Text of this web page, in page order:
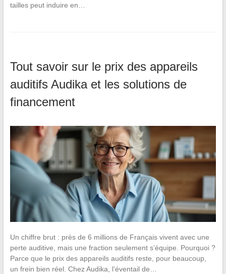
tailles peut induire en…
Tout savoir sur le prix des appareils
auditifs Audika et les solutions de
financement
Un chiffre brut : près de 6 millions de Français vivent avec une
perte auditive, mais une fraction seulement s’équipe. Pourquoi ?
Parce que le prix des appareils auditifs reste, pour beaucoup,
un frein bien réel. Chez Audika, l’éventail de…